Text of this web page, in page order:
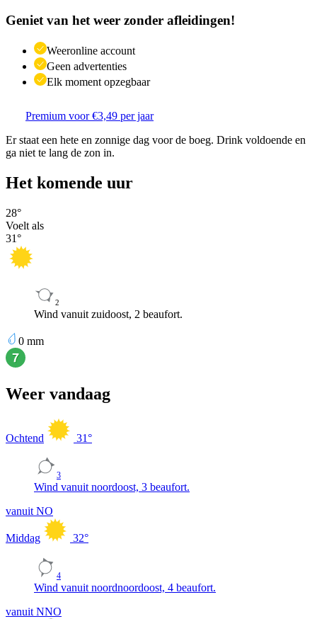
Geniet van het weer zonder afleidingen!
Weeronline account
Geen advertenties
Elk moment opzegbaar
Premium voor €3,49 per jaar
Er staat een hete en zonnige dag voor de boeg. Drink voldoende en
ga niet te lang de zon in.
Het komende uur
28°
Voelt als
31°
2
Wind vanuit zuidoost, 2 beaufort.
0 mm
Weer vandaag
Ochtend 31°
3
Wind vanuit noordoost, 3 beaufort.
vanuit NO
Middag 32°
4
Wind vanuit noordnoordoost, 4 beaufort.
vanuit NNO